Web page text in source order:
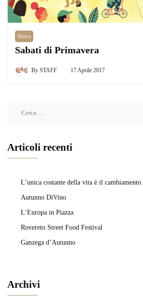
News
Sabati di Primavera
By STAFF 17 Aprile 2017
Articoli recenti
L’unica costante della vita è il cambiamento.
Autunno DiVino
L’Europa in Piazza
Rovereto Street Food Festival
Ganzega d’Autunno
Archivi